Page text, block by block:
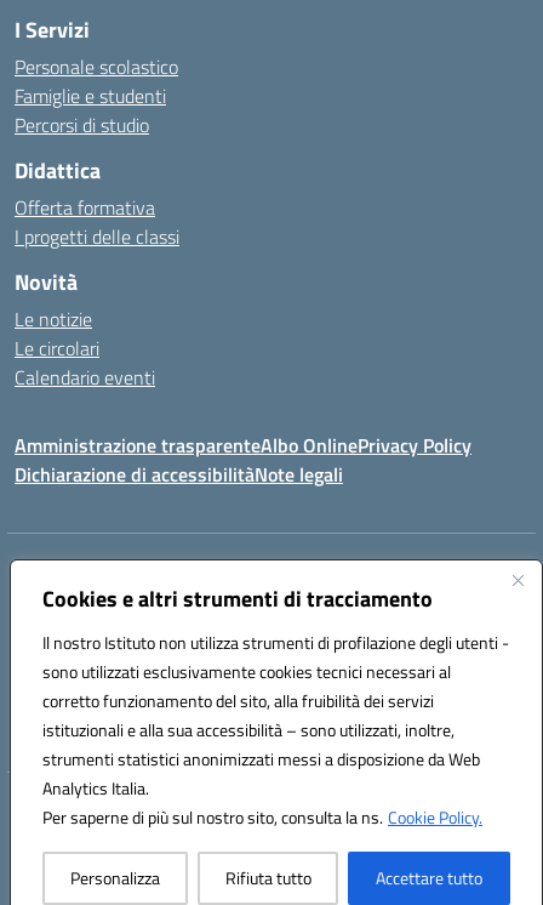
Cookies e altri strumenti di tracciamento
Il nostro Istituto non utilizza strumenti di profilazione degli utenti -
sono utilizzati esclusivamente cookies tecnici necessari al
corretto funzionamento del sito, alla fruibilità dei servizi
istituzionali e alla sua accessibilità – sono utilizzati, inoltre,
strumenti statistici anonimizzati messi a disposizione da Web
Analytics Italia.
Per saperne di più sul nostro sito, consulta la ns.Cookie Policy.
Personalizza Rifiuta tutto Accettare tutto
I Servizi
Personale scolastico
Famiglie e studenti
Percorsi di studio
Didattica
Offerta formativa
I progetti delle classi
Novità
Le notizie
Le circolari
Calendario eventi
Amministrazione trasparenteAlbo OnlinePrivacy Policy
Dichiarazione di accessibilitàNote legali
Indirizzo:
Centralino:+39 071 89 52 08 Email:anic82000a@istruzione.it
Codice fiscale: 93084540421
Codice meccanografico:
ANIC82000A
Codice unico di fatturazione (CUF): UFF6L6
Hosting & Powered by 3D Solution S.r.l.
Concept & Design by Designers Italia